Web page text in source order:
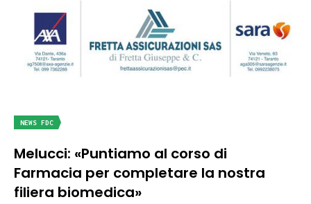
NEWS FDC
Melucci: «Puntiamo al corso di
Farmacia per completare la nostra
filiera biomedica»